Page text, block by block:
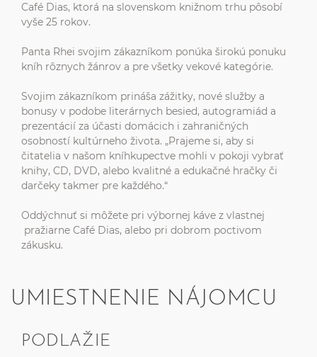
Café Dias, ktorá na slovenskom knižnom trhu pôsobí
vyše 25 rokov.
Panta Rhei svojim zákazníkom ponúka širokú ponuku
kníh rôznych žánrov a pre všetky vekové kategórie.
Svojim zákazníkom prináša zážitky, nové služby a
bonusy v podobe literárnych besied, autogramiád a
prezentácií za účasti domácich i zahraničných
osobností kultúrneho života. „Prajeme si, aby si
čitatelia v našom kníhkupectve mohli v pokoji vybrať
knihy, CD, DVD, alebo kvalitné a edukačné hračky či
darčeky takmer pre každého.“
Oddýchnuť si môžete pri výbornej káve z vlastnej
pražiarne Café Dias, alebo pri dobrom poctivom
zákusku.
UMIESTNENIE NÁJOMCU
PODLAŽIE